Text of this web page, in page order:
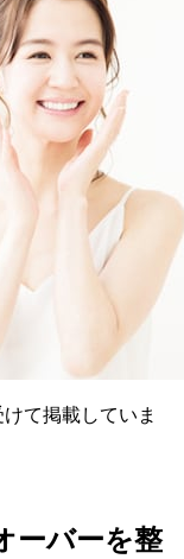
て掲載していま
ーバーを整